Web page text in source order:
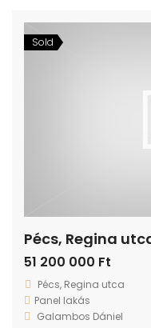
Sold
Pécs, Regina
51 200 000 Ft
Pécs, Regina utca
Panel lakás
Galambos Dániel